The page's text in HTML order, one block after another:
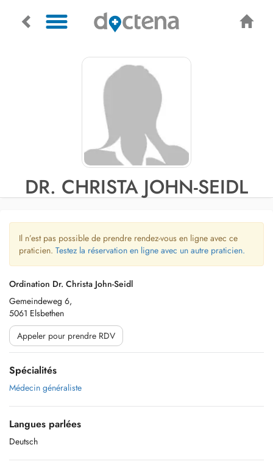
DR. CHRISTA JOHN-SEIDL
Il n’est pas possible de prendre rendez-vous en ligne avec ce
praticien. Testez la réservation en ligne avec un autre praticien.
Ordination Dr. Christa John-Seidl
Gemeindeweg 6,
5061 Elsbethen
Appeler pour prendre RDV
Spécialités
Médecin généraliste
Langues parlées
Deutsch